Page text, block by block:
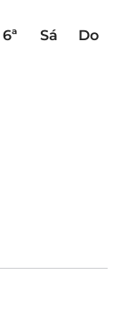
6ª Sá
Do